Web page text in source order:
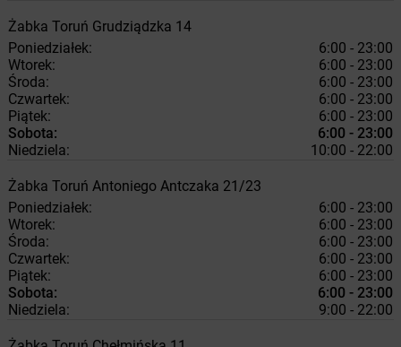
Żabka Toruń Grudziądzka 14
Poniedziałek:
6:00 - 23:00
Wtorek:
6:00 - 23:00
Środa:
6:00 - 23:00
Czwartek:
6:00 - 23:00
Piątek:
6:00 - 23:00
Sobota:
6:00 - 23:00
Niedziela:
10:00 - 22:00
Żabka Toruń Antoniego Antczaka 21/23
Poniedziałek:
6:00 - 23:00
Wtorek:
6:00 - 23:00
Środa:
6:00 - 23:00
Czwartek:
6:00 - 23:00
Piątek:
6:00 - 23:00
Sobota:
6:00 - 23:00
Niedziela:
9:00 - 22:00